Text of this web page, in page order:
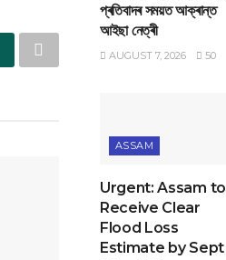
প্ৰতিবাদৰ সময়ত আক্ৰান্ত
আইছা নেত্ৰী
AUGUST 7, 2026 50
ASSAM
Urgent: Assam to
Receive Clear
Flood Loss
Estimate by Sept